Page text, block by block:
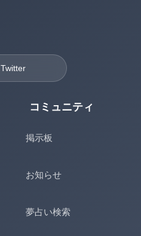
Twitter
コミュニティ
掲示板
お知らせ
夢占い検索